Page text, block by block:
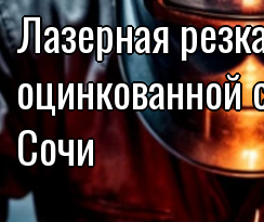
Лазерная
Сочи